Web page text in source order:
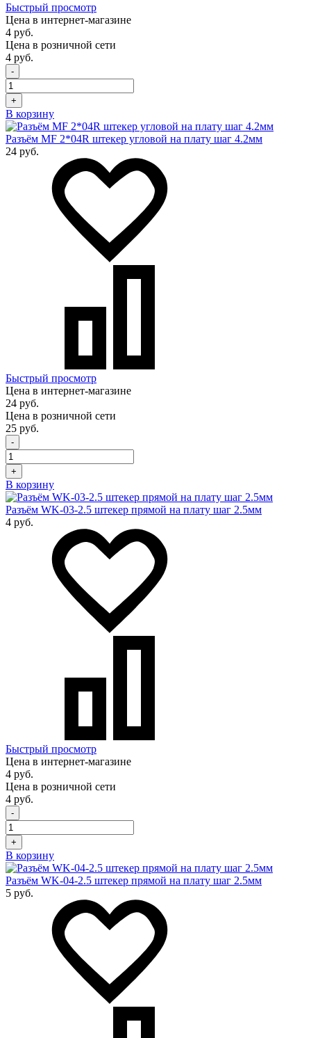
Быстрый просмотр
Цена в интернет-магазине
4 руб.
Цена в розничной сети
4 руб.
-
+
В корзину
Разъём MF 2*04R штекер угловой на плату шаг 4.2мм
24 руб.
Быстрый просмотр
Цена в интернет-магазине
24 руб.
Цена в розничной сети
25 руб.
-
+
В корзину
Разъём WK-03-2.5 штекер прямой на плату шаг 2.5мм
4 руб.
Быстрый просмотр
Цена в интернет-магазине
4 руб.
Цена в розничной сети
4 руб.
-
+
В корзину
Разъём WK-04-2.5 штекер прямой на плату шаг 2.5мм
5 руб.